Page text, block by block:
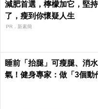
減肥首選，檸檬加它，堅
了，瘦到你懷疑人生
PR．新素簡
睡前「抬腿」可瘦腿、消
氣！健身專家：做「3個動